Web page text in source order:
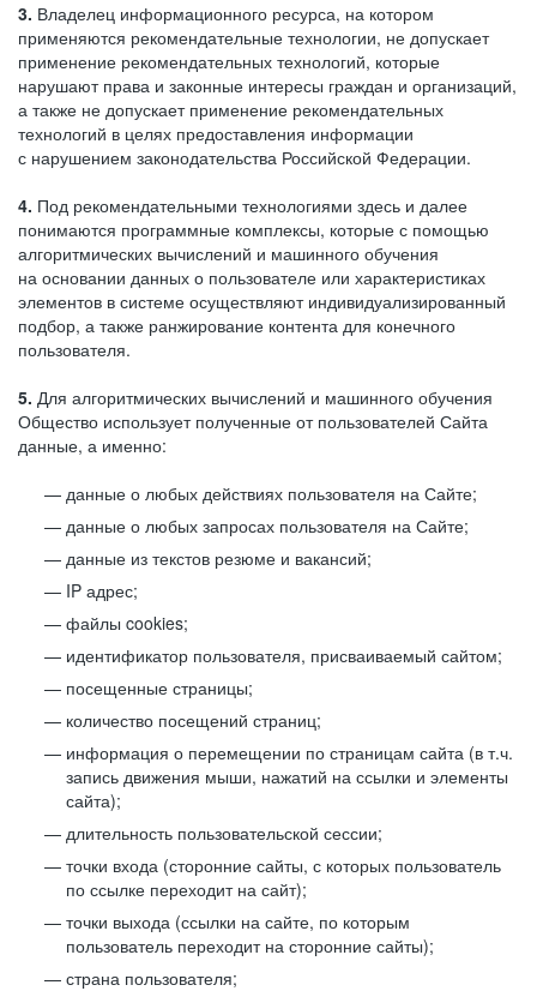
3. Владелец информационного ресурса, на котором
применяются рекомендательные технологии, не допускает
применение рекомендательных технологий, которые
нарушают права и законные интересы граждан и организаций,
а также не допускает применение рекомендательных
технологий в целях предоставления информации
с нарушением законодательства Российской Федерации.
4. Под рекомендательными технологиями здесь и далее
понимаются программные комплексы, которые с помощью
алгоритмических вычислений и машинного обучения
на основании данных о пользователе или характеристиках
элементов в системе осуществляют индивидуализированный
подбор, а также ранжирование контента для конечного
пользователя.
5. Для алгоритмических вычислений и машинного обучения
Общество использует полученные от пользователей Сайта
данные, а именно:
данные о любых действиях пользователя на Сайте;
данные о любых запросах пользователя на Сайте;
данные из текстов резюме и вакансий;
IP адрес;
файлы cookies;
идентификатор пользователя, присваиваемый сайтом;
посещенные страницы;
количество посещений страниц;
информация о перемещении по страницам сайта (в т.ч.
запись движения мыши, нажатий на ссылки и элементы
сайта);
длительность пользовательской сессии;
точки входа (сторонние сайты, с которых пользователь
по ссылке переходит на сайт);
точки выхода (ссылки на сайте, по которым
пользователь переходит на сторонние сайты);
страна пользователя;